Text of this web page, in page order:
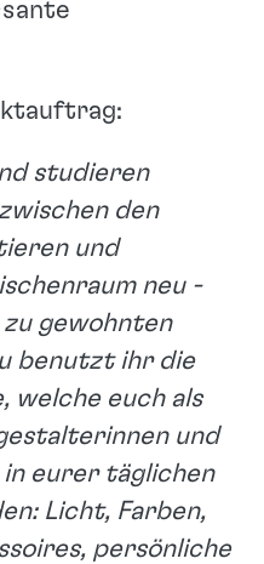
studieren
den
und
neu -
gewohnten
benutzt ihr die
welche euch als
und
eurer täglichen
Licht, Farben,
persönliche